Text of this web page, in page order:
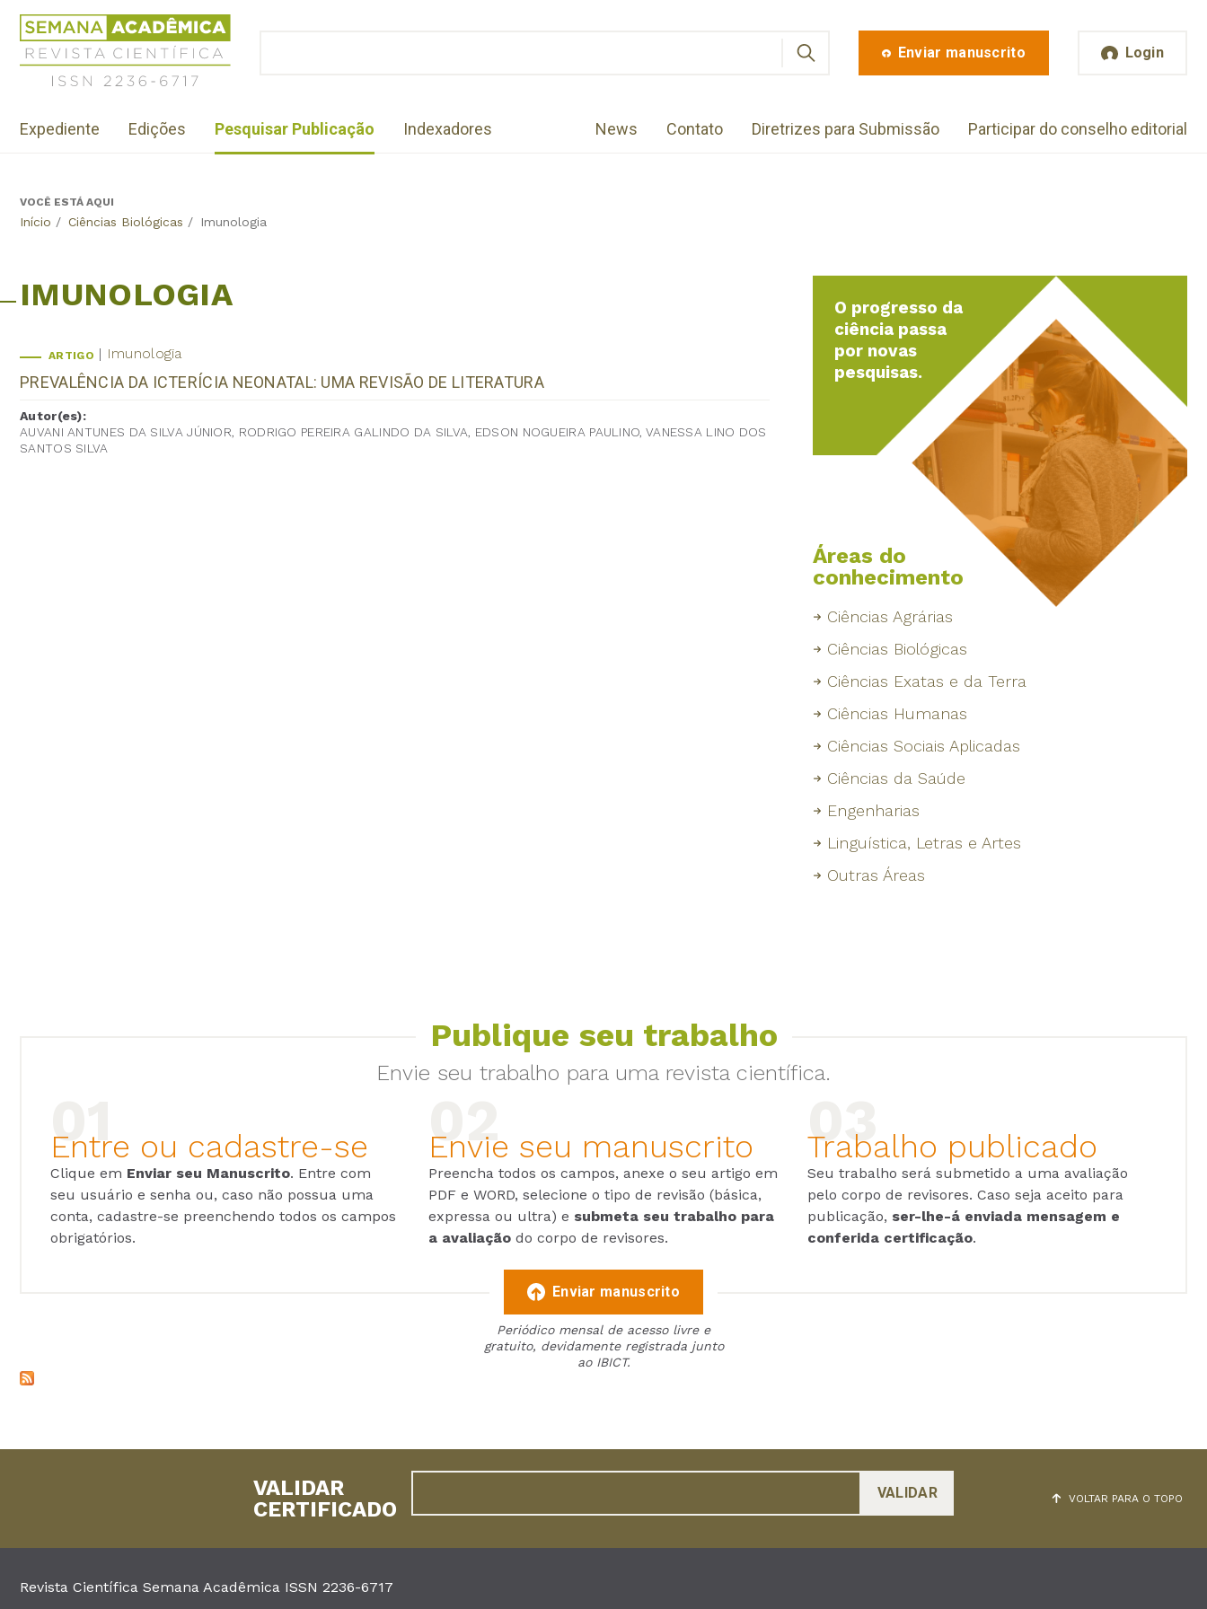
Jump
navigation
Revista
Científica
Semana
Acadêmica
2236-
Enviar manuscrito Login
Menu
institutional
Expediente Edições Pesquisar Publicação Indexadores News Contato Diretrizes para Submissão Participar do conselho editorial
BackVOCÊ ESTÁ AQUI
Início / Ciências Biológicas / Imunologia
IMUNOLOGIA
ARTIGO Imunologia
PREVALÊNCIA DA ICTERÍCIA NEONATAL: UMA REVISÃO DE LITERATURA
Autor(es):
AUVANI ANTUNES DA SILVA JÚNIOR, RODRIGO PEREIRA GALINDO DA SILVA, EDSON NOGUEIRA PAULINO, VANESSA LINO DOS
SANTOS SILVA
O progresso da
ciência passa
por novas
pesquisas.
Áreas do
conhecimento
Ciências Agrárias
Ciências Biológicas
Ciências Exatas e da Terra
Ciências Humanas
Ciências Sociais Aplicadas
Ciências da Saúde
Engenharias
Linguística, Letras e Artes
Outras Áreas
Publique seu trabalho
Envie seu trabalho para uma revista científica.
Entre ou cadastre-se
Clique em Enviar seu Manuscrito. Entre com
seu usuário e senha ou, caso não possua uma
conta, cadastre-se preenchendo todos os campos
obrigatórios.
Envie seu manuscrito
Preencha todos os campos, anexe o seu artigo em
PDF e WORD, selecione o tipo de revisão (básica,
expressa ou ultra) e submeta seu trabalho para
a avaliação do corpo de revisores.
Trabalho publicado
Seu trabalho será submetido a uma avaliação
pelo corpo de revisores. Caso seja aceito para
publicação, ser-lhe-á enviada mensagem e
conferida certificação.
Enviar manuscrito
Periódico mensal de acesso livre e
gratuito, devidamente registrada junto
ao IBICT.
VOLTAR PARA O TOPO
VALIDAR
CERTIFICADO
Revista Científica Semana Acadêmica ISSN 2236-6717